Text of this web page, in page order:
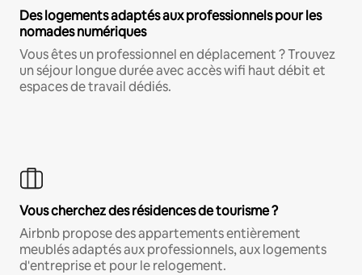
Des logements adaptés aux professionnels pour les
nomades numériques
Vous êtes un professionnel en déplacement ? Trouvez
un séjour longue durée avec accès wifi haut débit et
espaces de travail dédiés.
Vous cherchez des résidences de tourisme ?
Airbnb propose des appartements entièrement
meublés adaptés aux professionnels, aux logements
d'entreprise et pour le relogement.